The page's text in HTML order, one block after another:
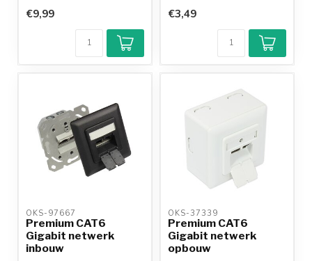
€9,99
9,2/10
Achteraf
betalen mogelijk
€3,49
OKS-97667
Premium CAT6
Gigabit netwerk
inbouw
OKS-37339
Premium CAT6
Gigabit netwerk
opbouw